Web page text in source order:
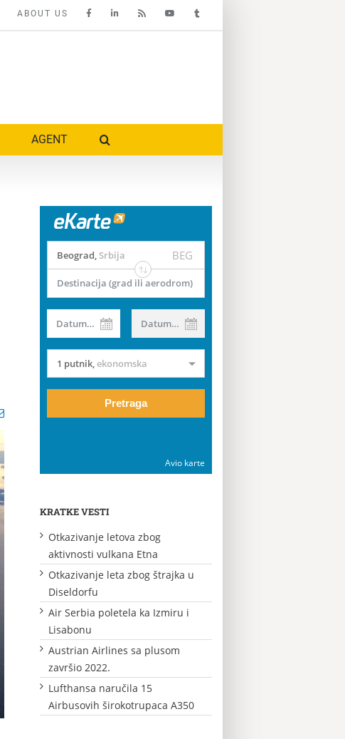
ABOUT US
AGENT
Beograd, Srbija BEG
Destinacija (grad ili aerodrom)
Datum od Datum do
1 putnik,ekonomska
Pretraga
Avio karte
KRATKE VESTI
Otkazivanje letova zbog
aktivnosti vulkana Etna
Otkazivanje leta zbog štrajka u
Diseldorfu
Air Serbia poletela ka Izmiru i
Lisabonu
Austrian Airlines sa plusom
završio 2022.
Lufthansa naručila 15
Airbusovih širokotrupaca A350